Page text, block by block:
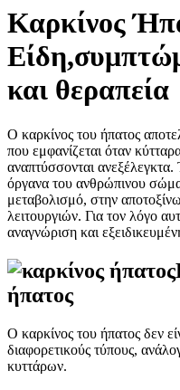
Καρκίνος
και θεραπεία
Ο καρκίνος του ήπατος
που εμφανίζεται όταν
αναπτύσσονται
όργανα του ανθρώπινου
μεταβολισμό, στην
λειτουργιών. Για τον λόγο
αναγνώριση και
ήπατος
Ο καρκίνος του ήπατος δεν
διαφορετικούς τύπους,
κυττάρων.